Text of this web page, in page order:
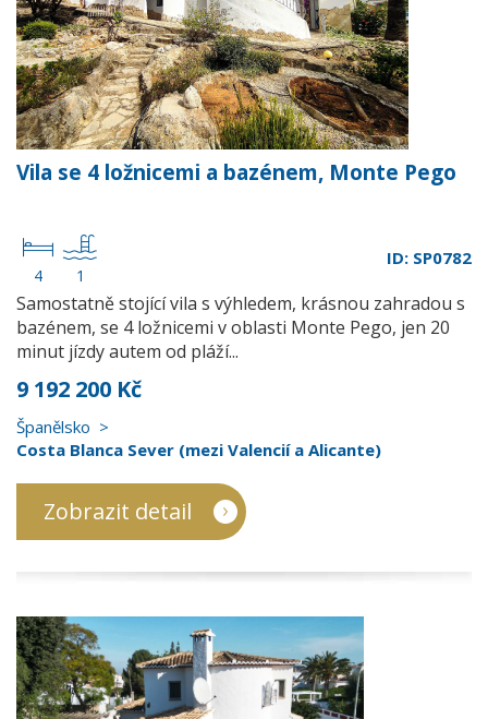
Vila se 4 ložnicemi a bazénem, Monte Pego
4 1
ID: SP0782
Samostatně stojící vila s výhledem, krásnou zahradou s
bazénem, se 4 ložnicemi v oblasti Monte Pego, jen 20
minut jízdy autem od pláží...
9 192 200 Kč
Španělsko
Costa Blanca Sever (mezi Valencií a Alicante)
Zobrazit detail